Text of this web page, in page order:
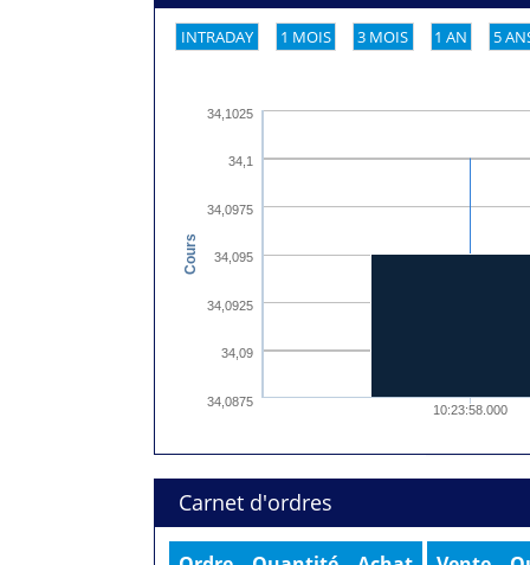
INTRADAY 1 MOIS 3 MOIS 1 AN 5
Cours
10:23:58.000
34,0875
34,09
34,0925
34,095
34,0975
34,1
34,1025
Carnet d'ordres